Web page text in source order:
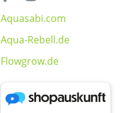
Aquasabi.com
Aqua-Rebell.de
Flowgrow.de